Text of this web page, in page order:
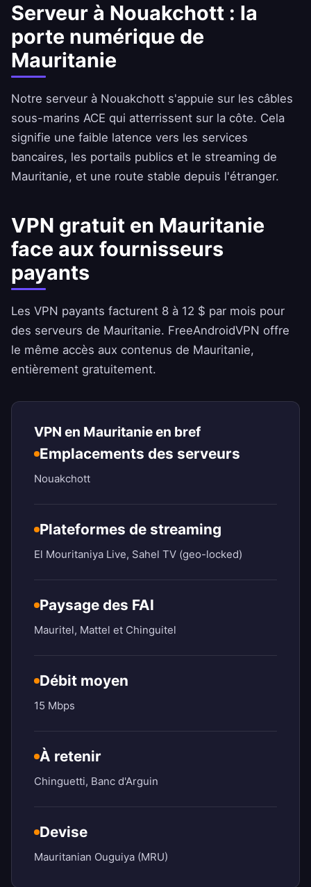
Serveur à Nouakchott : la
porte numérique de
Mauritanie
Notre serveur à Nouakchott s'appuie sur les câbles
sous-marins ACE qui atterrissent sur la côte. Cela
signifie une faible latence vers les services
bancaires, les portails publics et le streaming de
Mauritanie, et une route stable depuis l'étranger.
VPN gratuit en Mauritanie
face aux fournisseurs
payants
Les VPN payants facturent 8 à 12 $ par mois pour
des serveurs de Mauritanie. FreeAndroidVPN offre
le même accès aux contenus de Mauritanie,
entièrement gratuitement.
VPN en Mauritanie en bref
Emplacements des serveurs
Nouakchott
Plateformes de streaming
El Mouritaniya Live, Sahel TV (geo-locked)
Paysage des FAI
Mauritel, Mattel et Chinguitel
Débit moyen
15 Mbps
À retenir
Chinguetti, Banc d'Arguin
Devise
Mauritanian Ouguiya (MRU)